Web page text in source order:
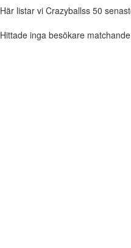
Här listar vi Crazyballss 50
Hittade inga besökare